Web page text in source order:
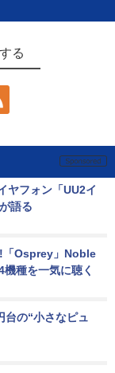
る
ヤフォン「UU2イ
語る
「Osprey」Noble
種を一気に聴く
台の“小さなピュ